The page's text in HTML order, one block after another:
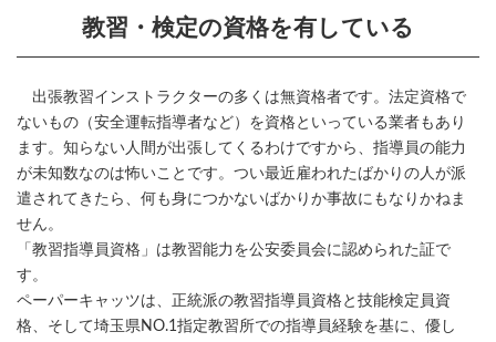
教習・検定の資格を有している
出張教習インストラクターの多くは無資格者です。法定資格で
ないもの（安全運転指導者など）を資格といっている業者もあり
ます。知らない人間が出張してくるわけですから、指導員の能力
が未知数なのは怖いことです。つい最近雇われたばかりの人が派
遣されてきたら、何も身につかないばかりか事故にもなりかねま
せん。
「教習指導員資格」は教習能力を公安委員会に認められた証で
す。
ペーパーキャッツは、正統派の教習指導員資格と技能検定員資
格、そして埼玉県NO.1指定教習所での指導員経験を基に、優し